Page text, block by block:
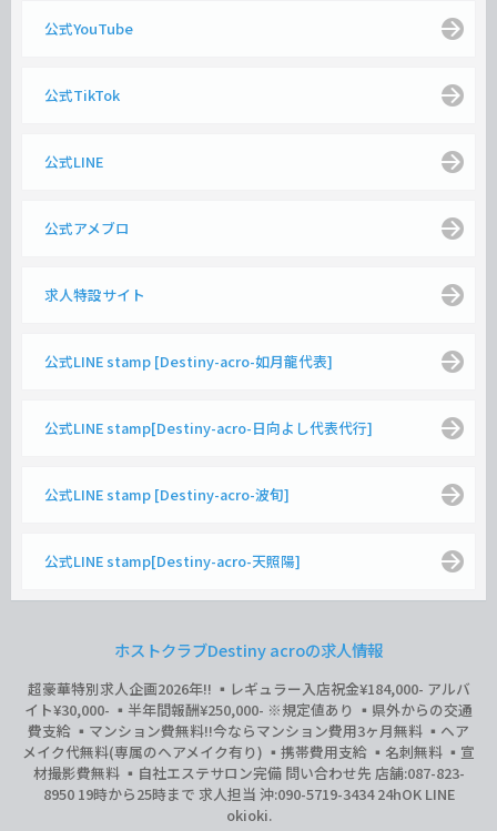
公式YouTube
公式TikTok
公式LINE
公式アメブロ
求人特設サイト
公式LINE stamp [Destiny-acro-如月龍代表]
公式LINE stamp[Destiny-acro-日向よし代表代行]
公式LINE stamp [Destiny-acro-波旬]
公式LINE stamp[Destiny-acro-天照陽]
ホストクラブDestiny acroの求人情報
超豪華特別求人企画2026年‼︎ ▪️レギュラー入店祝金¥184,000- アルバ
イト¥30,000- ▪️半年間報酬¥250,000- ※規定値あり ▪️県外からの交通
費支給 ▪️マンション費無料‼︎今ならマンション費用3ヶ月無料 ▪️ヘア
メイク代無料(専属のヘアメイク有り) ▪️携帯費用支給 ▪️名刺無料 ▪️宣
材撮影費無料 ▪️自社エステサロン完備 問い合わせ先 店舗:087-823-
8950 19時から25時まで 求人担当 沖:090-5719-3434 24hOK LINE
okioki.